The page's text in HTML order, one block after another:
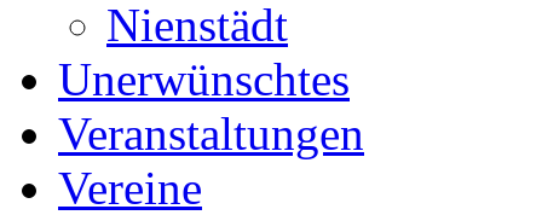
Nienstädt
Unerwünschtes
Veranstaltungen
Vereine